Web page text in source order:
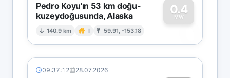
Pedro Koyu'ın 53 km doğu-
kuzeydoğusunda, Alaska
140.9 km I 59.91, -153.18
0.4
MW
0
09:37:12 28.07.2026